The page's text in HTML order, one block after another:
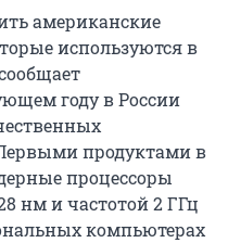
американские
используются в
году в России
продуктами в
процессоры
нм и частотой 2 ГГц
компьютерах